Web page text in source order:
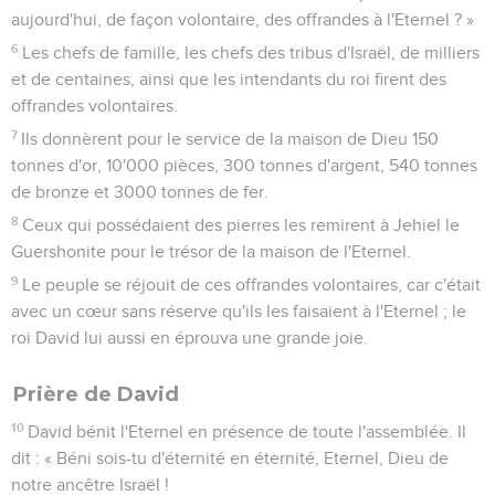
aujourd'hui, de façon volontaire, des offrandes à l'Eternel ? »
6 Les chefs de famille, les chefs des tribus d'Israël, de milliers
et de centaines, ainsi que les intendants du roi firent des
offrandes volontaires.
7 Ils donnèrent pour le service de la maison de Dieu 150
tonnes d'or, 10'000 pièces, 300 tonnes d'argent, 540 tonnes
de bronze et 3000 tonnes de fer.
8 Ceux qui possédaient des pierres les remirent à Jehiel le
Guershonite pour le trésor de la maison de l'Eternel.
9 Le peuple se réjouit de ces offrandes volontaires, car c'était
avec un cœur sans réserve qu'ils les faisaient à l'Eternel ; le
roi David lui aussi en éprouva une grande joie.
Prière de David
10 David bénit l'Eternel en présence de toute l'assemblée. Il
dit : « Béni sois-tu d'éternité en éternité, Eternel, Dieu de
notre ancêtre Israël !